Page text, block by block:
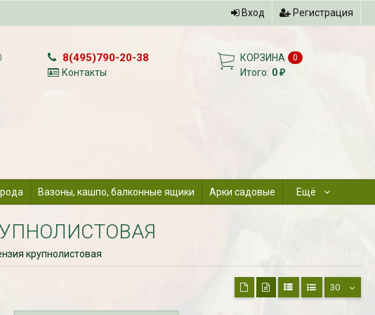
Вход Регистрация
8(495)790-20-38
Контакты
КОРЗИНА 0
Итого: 0₽
Вазоны, кашпо, балконные ящики Арки садовые Ещё
крупнолистовая
30